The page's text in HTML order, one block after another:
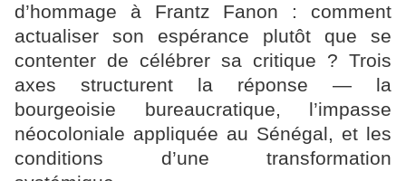
d’hommage à Frantz Fanon : comment
actualiser son espérance plutôt que se
contenter de célébrer sa critique ? Trois
axes structurent la réponse — la
bourgeoisie bureaucratique, l’impasse
néocoloniale appliquée au Sénégal, et les
conditions d’une transformation